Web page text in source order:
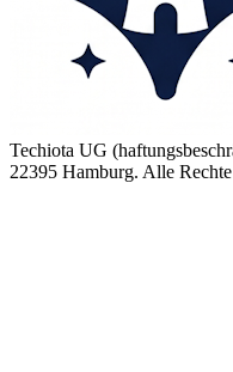
Techiota UG
22395 Hamburg. Alle